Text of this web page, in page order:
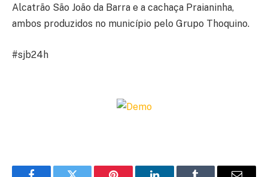
Alcatrão São João da Barra e a cachaça Praianinha,
ambos produzidos no município pelo Grupo Thoquino.
#sjb24h